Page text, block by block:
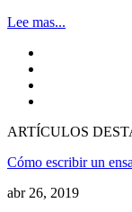
Lee mas...
ARTÍCULOS
Cómo escribir un
abr 26, 2019